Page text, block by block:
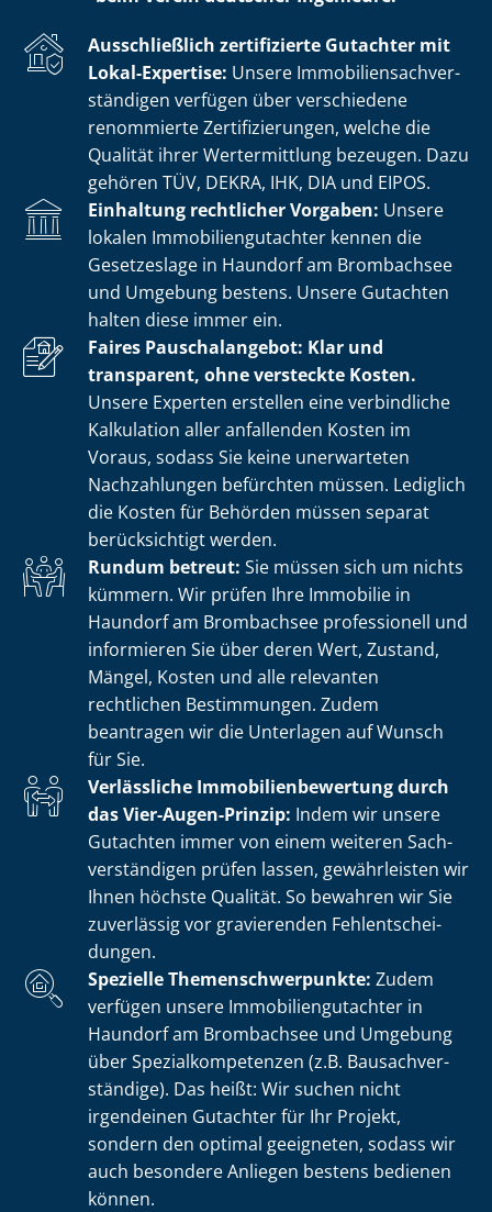
Ausschließlich zertifizierte Gutachter mit
Lokal-Expertise: Unsere Im­mo­bi­li­en­sach­ver­
stän­di­gen verfügen über verschiedene
renommierte Zer­ti­fi­zie­run­gen, welche die
Qualität ihrer Wertermittlung bezeugen. Dazu
gehören TÜV, DEKRA, IHK, DIA und EIPOS.
Einhaltung rechtlicher Vorgaben: Unsere
lokalen Im­mo­bi­li­en­gut­ach­ter kennen die
Gesetzeslage in Haundorf am Brombachsee
und Umgebung bestens. Unsere Gutachten
halten diese immer ein.
Faires Pauschalangebot: Klar und
transparent, ohne versteckte Kosten.
Unsere Experten erstellen eine verbindliche
Kalkulation aller anfallenden Kosten im
Voraus, sodass Sie keine unerwarteten
Nachzahlungen befürchten müssen. Lediglich
die Kosten für Behörden müssen separat
berücksichtigt werden.
Rundum betreut: Sie müssen sich um nichts
kümmern. Wir prüfen Ihre Immobilie in
Haundorf am Brombachsee professionell und
informieren Sie über deren Wert, Zustand,
Mängel, Kosten und alle relevanten
rechtlichen Bestimmungen. Zudem
beantragen wir die Unterlagen auf Wunsch
für Sie.
Verlässliche Im­mo­bi­li­en­be­wer­tung durch
das Vier-Augen-Prinzip: Indem wir unsere
Gutachten immer von einem weiteren Sach­
ver­stän­di­gen prüfen lassen, gewährleisten wir
Ihnen höchste Qualität. So bewahren wir Sie
zuverlässig vor gravierenden Fehl­ent­schei­
dun­gen.
Spezielle The­men­schwer­punk­te: Zudem
verfügen unsere Im­mo­bi­li­en­gut­ach­ter in
Haundorf am Brombachsee und Umgebung
über Spe­zi­al­kom­pe­ten­zen (z.B. Bau­sach­ver­
stän­di­ge). Das heißt: Wir suchen nicht
irgendeinen Gutachter für Ihr Projekt,
sondern den optimal geeigneten, sodass wir
auch besondere Anliegen bestens bedienen
können.